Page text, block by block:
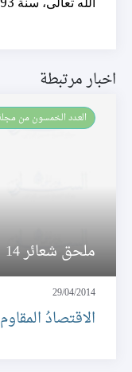
اخبار مرتبطة
العـدد الخمسون من مجلة شعائر
ملحق شعائر 14
29/04/2014
الاقتصادُ المقاوم